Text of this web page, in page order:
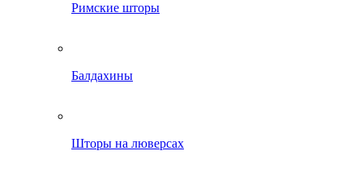
Римские шторы
Балдахины
Шторы на люверсах